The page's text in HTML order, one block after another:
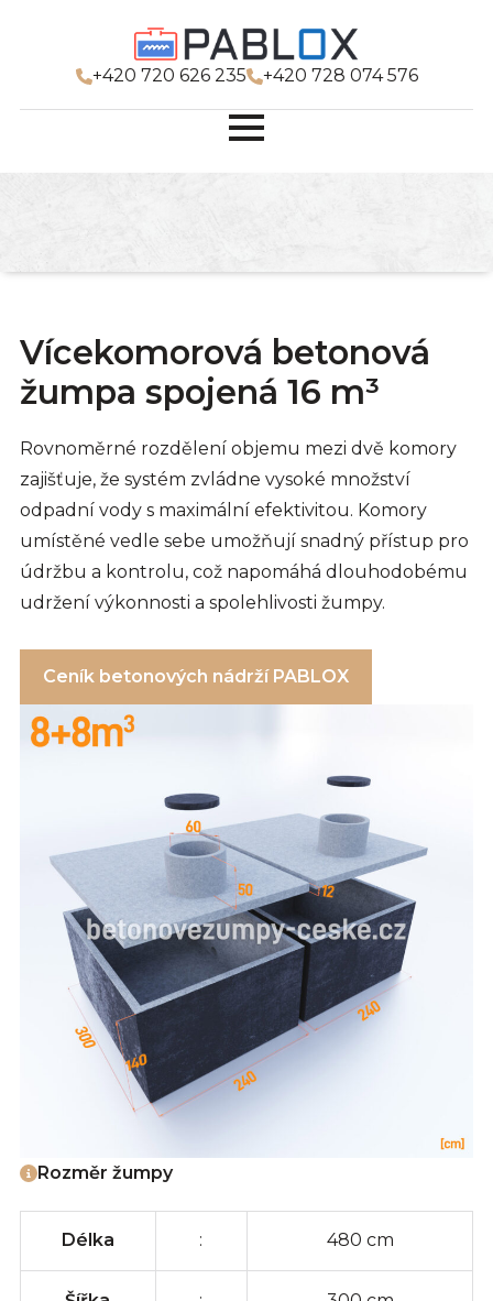
+420 720 626 235 +420 728 074 576
Vícekomorová betonová
žumpa spojená 16 m³
Rovnoměrné rozdělení objemu mezi dvě komory
zajišťuje, že systém zvládne vysoké množství
odpadní vody s maximální efektivitou. Komory
umístěné vedle sebe umožňují snadný přístup pro
údržbu a kontrolu, což napomáhá dlouhodobému
udržení výkonnosti a spolehlivosti žumpy.
Ceník betonových nádrží PABLOX
Rozměr žumpy
Délka : 480 cm